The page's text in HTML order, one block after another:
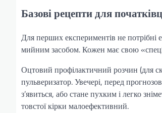
Базові рецепти для
Для перших експериментів не потрібні
мийним засобом. Кожен має свою
Оцтовий профілактичний розчин (для
пульверизатор. Увечері, перед
з’явиться, або стане пухким і легко
товстої кірки малоефективний.